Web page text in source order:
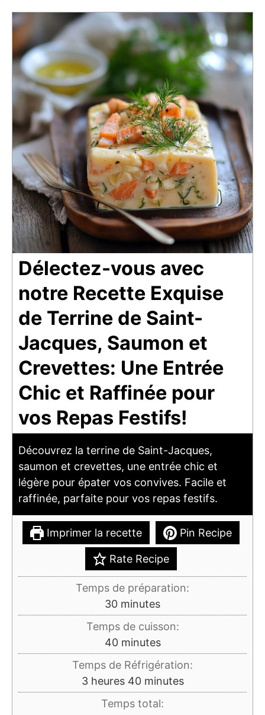
Délectez-vous avec
notre Recette Exquise
de Terrine de Saint-
Jacques, Saumon et
Crevettes: Une Entrée
Chic et Raffinée pour
vos Repas Festifs!
Découvrez la terrine de Saint-Jacques,
saumon et crevettes, une entrée chic et
légère pour épater vos convives. Facile et
raffinée, parfaite pour vos repas festifs.
Imprimer la recette Pin Recipe
Rate Recipe
Temps de préparation:
30minutes
minutes
Temps de cuisson:
40minutes
minutes
Temps de Réfrigération:
3heures
heures 40minutes
minutes
Temps total: